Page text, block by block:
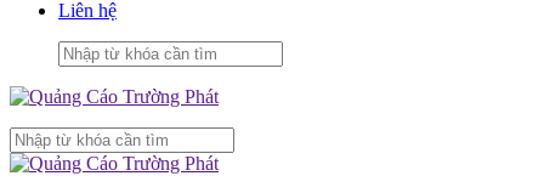
Liên hệ